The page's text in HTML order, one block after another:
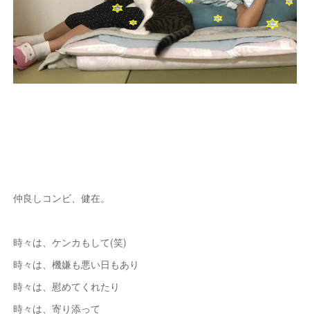
仲良しコンビ、健在。
時々は、ケンカもして(笑)
時々は、機嫌も悪い日もあり
時々は、慰めてくれたり
時々は、寄り添って